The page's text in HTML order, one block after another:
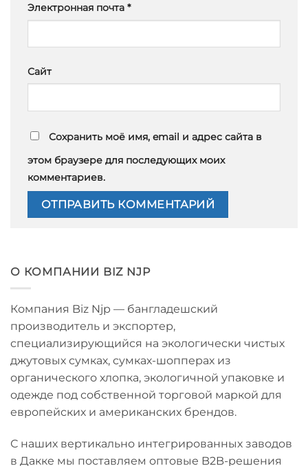
Электронная почта *
Сайт
Сохранить моё имя, email и адрес сайта в
этом браузере для последующих моих
комментариев.
О КОМПАНИИ BIZ NJP
Компания Biz Njp — бангладешский
производитель и экспортер,
специализирующийся на экологически чистых
джутовых сумках, сумках-шопперах из
органического хлопка, экологичной упаковке и
одежде под собственной торговой маркой для
европейских и американских брендов.
С наших вертикально интегрированных заводов
в Дакке мы поставляем оптовые B2B-решения